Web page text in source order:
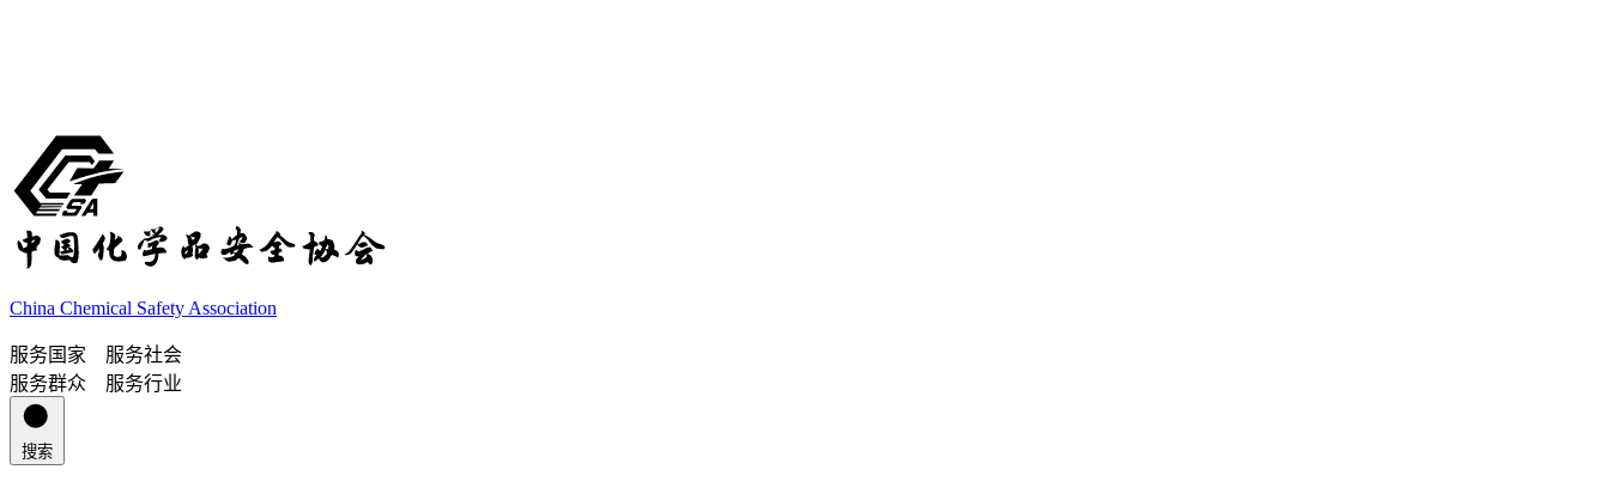
China Chemical Safety Association
服务国家 服务社会
服务群众 服务行业
搜索